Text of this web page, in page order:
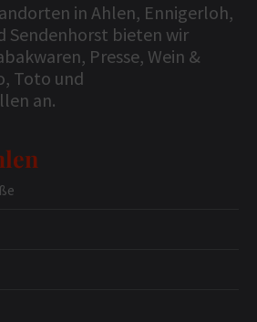
in Ahlen, Ennigerloh,
Sendenhorst bieten wir
Presse, Wein &
Toto und
an.